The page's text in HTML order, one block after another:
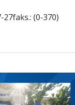
27faks.: (0-370)